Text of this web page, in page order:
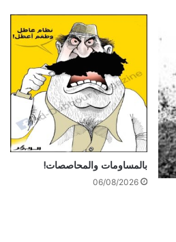
بالمساومات والمحاصصات!
06/08/2026